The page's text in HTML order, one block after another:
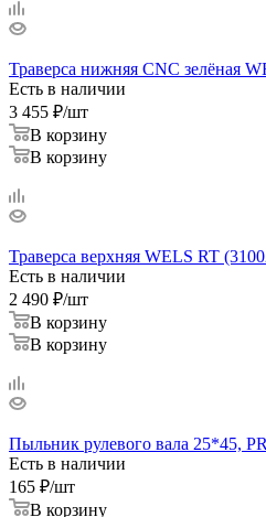
Траверса нижняя CNC зелёная
Есть в наличии
3 455 ₽/шт
В корзину
В корзину
Траверса верхняя WELS RT
Есть в наличии
2 490 ₽/шт
В корзину
В корзину
Пыльник рулевого вала 25*45,
Есть в наличии
165 ₽/шт
В корзину